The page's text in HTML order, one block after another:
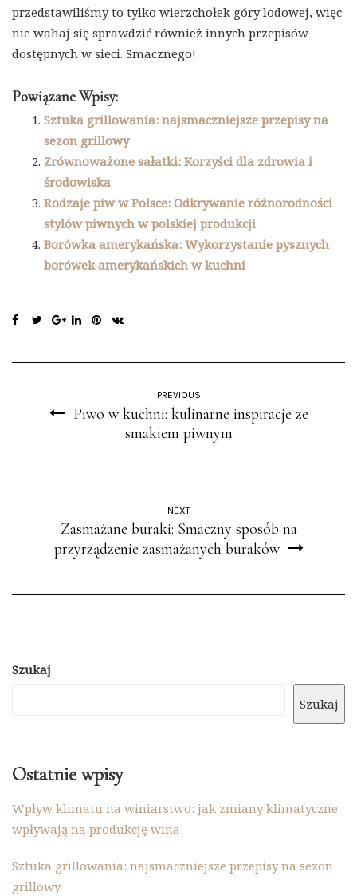
przedstawiliśmy to tylko wierzchołek góry lodowej, więc
nie wahaj się sprawdzić również innych przepisów
dostępnych w sieci. Smacznego!
Powiązane Wpisy:
Sztuka grillowania: najsmaczniejsze przepisy na
sezon grillowy
Zrównoważone sałatki: Korzyści dla zdrowia i
środowiska
Rodzaje piw w Polsce: Odkrywanie różnorodności
stylów piwnych w polskiej produkcji
Borówka amerykańska: Wykorzystanie pysznych
borówek amerykańskich w kuchni
PREVIOUS
Piwo w kuchni: kulinarne inspiracje ze
smakiem piwnym
NEXT
Zasmażane buraki: Smaczny sposób na
przyrządzenie zasmażanych buraków
Szukaj
Szukaj
Ostatnie wpisy
Wpływ klimatu na winiarstwo: jak zmiany klimatyczne
wpływają na produkcję wina
Sztuka grillowania: najsmaczniejsze przepisy na sezon
grillowy